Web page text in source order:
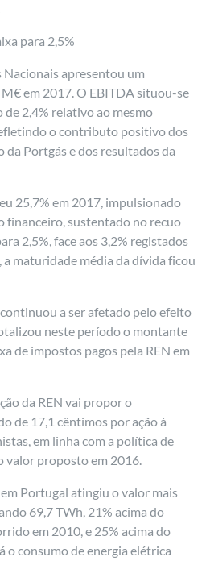
para 2,5%
Nacionais apresentou um
em 2017. O EBITDA situou-se
2,4% relativo ao mesmo
o contributo positivo dos
da Portgás e dos resultados da
25,7% em 2017, impulsionado
financeiro, sustentado no recuo
2,5%, face aos 3,2% registados
maturidade média da dívida ficou
a ser afetado pelo efeito
neste período o montante
de impostos pagos pela REN em
da REN vai propor o
de 17,1 cêntimos por ação à
em linha com a política de
valor proposto em 2016.
Portugal atingiu o valor mais
69,7 TWh, 21% acima do
em 2010, e 25% acima do
o consumo de energia elétrica